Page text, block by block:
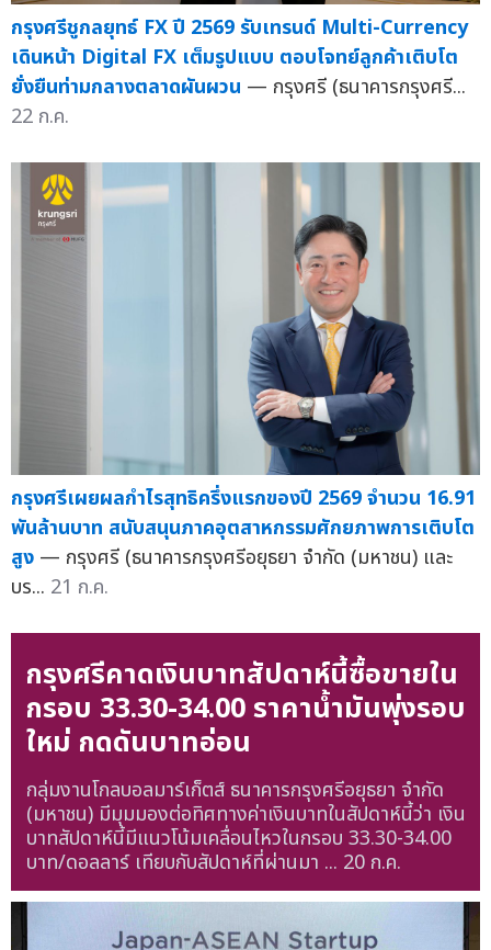
กรุงศรีชูกลยุทธ์ FX ปี 2569 รับเทรนด์ Multi-Currency
เดินหน้า Digital FX เต็มรูปแบบ ตอบโจทย์ลูกค้าเติบโต
ยั่งยืนท่ามกลางตลาดผันผวน — กรุงศรี (ธนาคารกรุงศรี...
22 ก.ค.
กรุงศรีเผยผลกำไรสุทธิครึ่งแรกของปี 2569 จำนวน 16.91
พันล้านบาท สนับสนุนภาคอุตสาหกรรมศักยภาพการเติบโต
สูง — กรุงศรี (ธนาคารกรุงศรีอยุธยา จำกัด (มหาชน) และ
บร... 21 ก.ค.
กรุงศรีคาดเงินบาทสัปดาห์นี้ซื้อขายใน
กรอบ 33.30-34.00 ราคาน้ำมันพุ่งรอบ
ใหม่ กดดันบาทอ่อน
กลุ่มงานโกลบอลมาร์เก็ตส์ ธนาคารกรุงศรีอยุธยา จำกัด
(มหาชน) มีมุมมองต่อทิศทางค่าเงินบาทในสัปดาห์นี้ว่า เงิน
บาทสัปดาห์นี้มีแนวโน้มเคลื่อนไหวในกรอบ 33.30-34.00
บาท/ดอลลาร์ เทียบกับสัปดาห์ที่ผ่านมา ... 20 ก.ค.